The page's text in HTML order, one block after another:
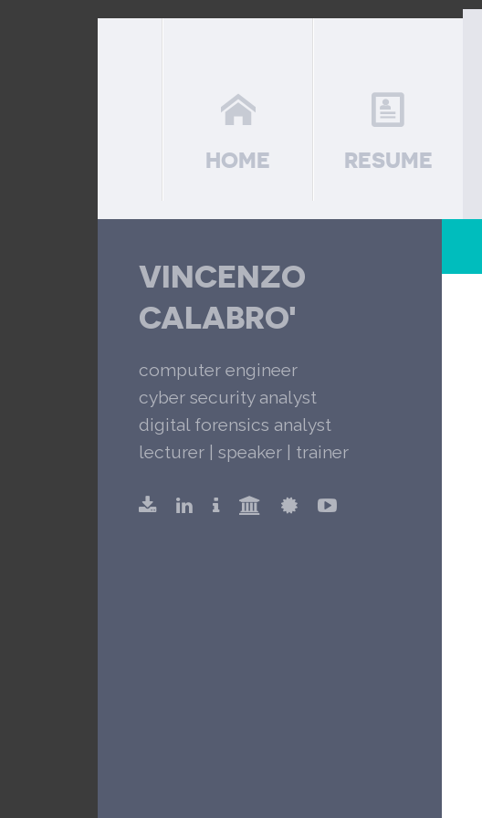
HOME RESUME
VINCENZO
CALABRO'
computer engineer
cyber security analyst
digital forensics analyst
lecturer | speaker | trainer